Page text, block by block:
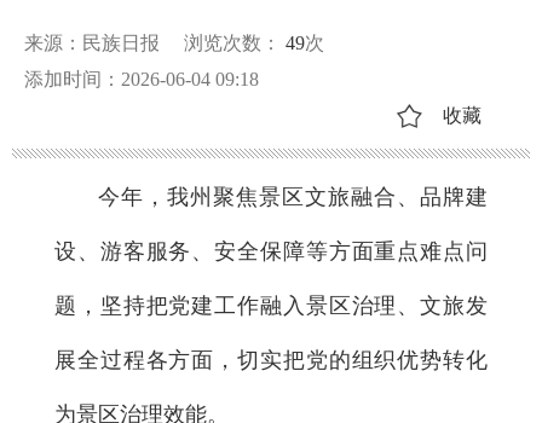
来源：民族日报 浏览次数： 49次
添加时间：2026-06-04 09:18
收藏
今年，我州聚焦景区文旅融合、品牌建
设、游客服务、安全保障等方面重点难点问
题，坚持把党建工作融入景区治理、文旅发
展全过程各方面，切实把党的组织优势转化
为景区治理效能。